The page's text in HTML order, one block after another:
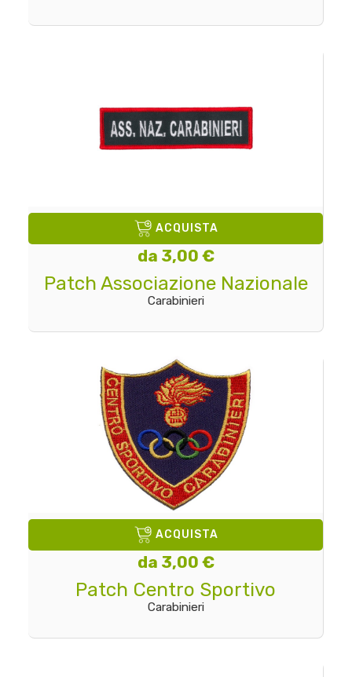
ACQUISTA
da 3,00 €
Patch Associazione Nazionale
Carabinieri
ACQUISTA
da 3,00 €
Patch Centro Sportivo
Carabinieri